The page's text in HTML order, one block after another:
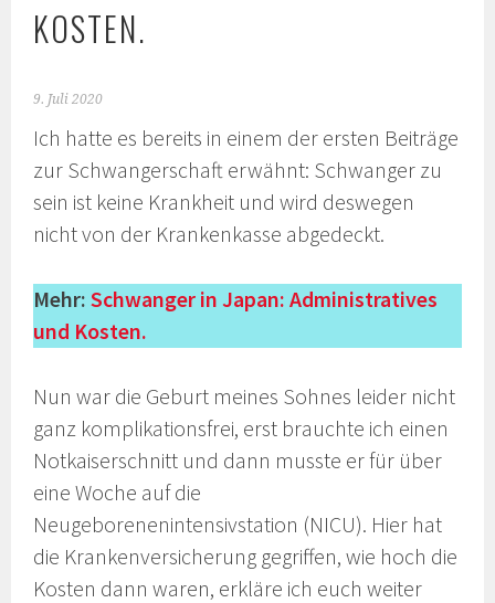
KOSTEN.
9. Juli 2020
Ich hatte es bereits in einem der ersten Beiträge
zur Schwangerschaft erwähnt: Schwanger zu
sein ist keine Krankheit und wird deswegen
nicht von der Krankenkasse abgedeckt.
Mehr:Schwanger in Japan: Administratives
und Kosten.
Nun war die Geburt meines Sohnes leider nicht
ganz komplikationsfrei, erst brauchte ich einen
Notkaiserschnitt und dann musste er für über
eine Woche auf die
Neugeborenenintensivstation (NICU). Hier hat
die Krankenversicherung gegriffen, wie hoch die
Kosten dann waren, erkläre ich euch weiter